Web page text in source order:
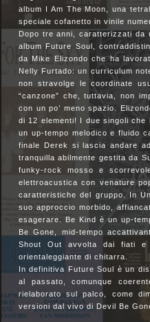
album I Am The Moon, una
speciale cofanetto in vinile
Dopo tre anni, caratterizzati da
album Future Soul,
da Mike Elizondo che ha
Nelly Furtado: un curriculum
non stravolge le coordinate
“canzone” che, tuttavia, non
con un po’ meno spazio.
di 12 elementi! I due singoli
un up-tempo melodico e fluido
finale Derek si lascia andare
tranquilla abilmente gestita da
funky-rock mosso e
elettroacustica con venature
caratteristiche del gruppo. In
suo approccio morbido,
esagerare. Be Kind è un up-
Be Gone, mid-tempo
Shout Out avvolta dai fiati e
orientaleggiante di chitarra.
In definitiva Future Soul è un
al passato, comunque
rielaborato sul palco, come
versioni dal vivo di Devil Be